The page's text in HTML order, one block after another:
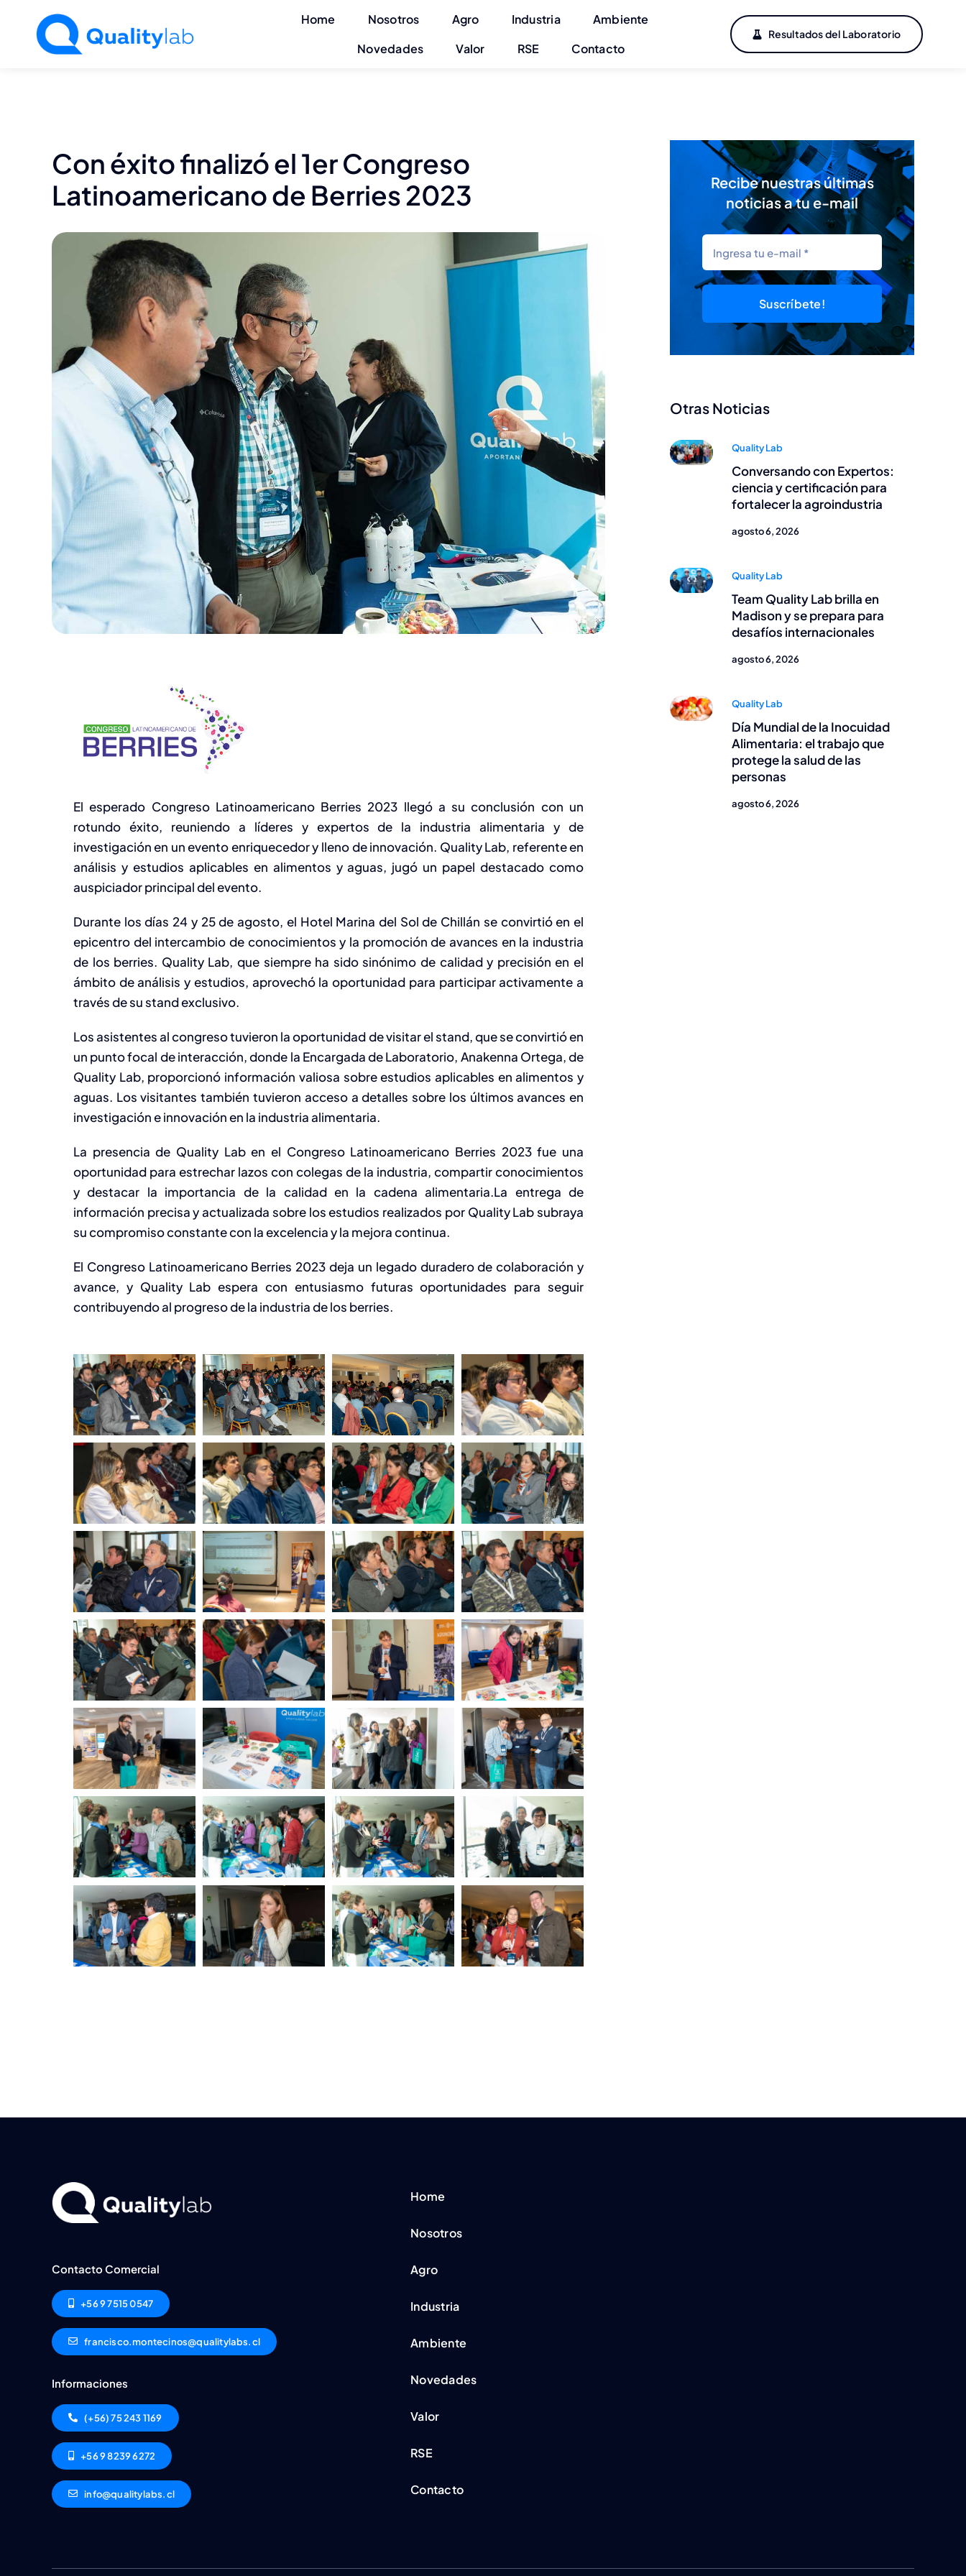
contenido
Home Nosotros Agro Industria
Ambiente
Novedades
Valor RSE Contacto
Resultados del Laboratorio
Con éxito finalizó el 1er Congreso
Latinoamericano de Berries 2023
El esperado Congreso Latinoamericano Berries 2023 llegó a su conclusión con un
rotundo éxito, reuniendo a líderes y expertos de la industria alimentaria y de
investigación en un evento enriquecedor y lleno de innovación. Quality Lab, referente en
análisis y estudios aplicables en alimentos y aguas, jugó un papel destacado como
auspiciador principal del evento.
Durante los días 24 y 25 de agosto, el Hotel Marina del Sol de Chillán se convirtió en el
epicentro del intercambio de conocimientos y la promoción de avances en la industria
de los berries. Quality Lab, que siempre ha sido sinónimo de calidad y precisión en el
ámbito de análisis y estudios, aprovechó la oportunidad para participar activamente a
través de su stand exclusivo.
Los asistentes al congreso tuvieron la oportunidad de visitar el stand, que se convirtió en
un punto focal de interacción, donde la Encargada de Laboratorio, Anakenna Ortega, de
Quality Lab, proporcionó información valiosa sobre estudios aplicables en alimentos y
aguas. Los visitantes también tuvieron acceso a detalles sobre los últimos avances en
investigación e innovación en la industria alimentaria.
La presencia de Quality Lab en el Congreso Latinoamericano Berries 2023 fue una
oportunidad para estrechar lazos con colegas de la industria, compartir conocimientos
y destacar la importancia de la calidad en la cadena alimentaria.La entrega de
información precisa y actualizada sobre los estudios realizados por Quality Lab subraya
su compromiso constante con la excelencia y la mejora continua.
El Congreso Latinoamericano Berries 2023 deja un legado duradero de colaboración y
avance, y Quality Lab espera con entusiasmo futuras oportunidades para seguir
contribuyendo al progreso de la industria de los berries.
Recibe nuestras últimas
noticias a tu e-mail
Suscríbete!
Otras Noticias
Quality Lab
Conversando con Expertos:
ciencia y certificación para
fortalecer la agroindustria
agosto 6, 2026
Quality Lab
Team Quality Lab brilla en
Madison y se prepara para
desafíos internacionales
agosto 6, 2026
Quality Lab
Día Mundial de la Inocuidad
Alimentaria: el trabajo que
protege la salud de las
personas
agosto 6, 2026
Contacto Comercial
+56 9 7515 0547
francisco.montecinos@qualitylabs.cl
Informaciones
(+56) 75 243 1169
+56 9 8239 6272
info@qualitylabs.cl
Home
Nosotros
Agro
Industria
Ambiente
Novedades
Valor
RSE
Contacto